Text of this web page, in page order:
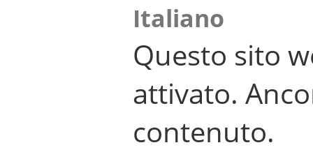
Italiano
Questo sito
attivato.
contenuto.